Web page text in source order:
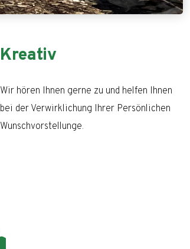
Kreativ
Wir hören Ihnen gerne zu und helfen Ihnen
bei der Verwirklichung Ihrer Persönlichen
Wunschvorstellunge.